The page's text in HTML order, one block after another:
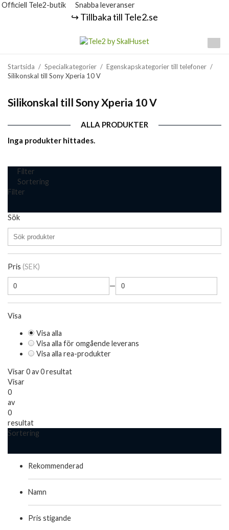
Officiell Tele2-butik Snabba leveranser
↪️ Tillbaka till Tele2.se
Startsida / Specialkategorier / Egenskapskategorier till telefoner /
Silikonskal till Sony Xperia 10 V
Silikonskal till Sony Xperia 10 V
ALLA PRODUKTER
Inga produkter hittades.
Filter
Sortering
Filter
Sök
Pris (SEK)
—
Visa
Visa alla
Visa alla för omgående leverans
Visa alla rea-produkter
Visar 0 av 0 resultat
Visar
0
av
0
resultat
Sortering
Rekommenderad
Namn
Pris stigande